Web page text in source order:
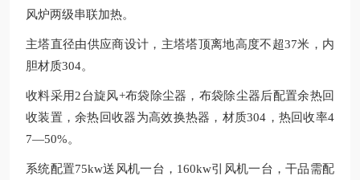
风炉两级串联加热。
主塔直径由供应商设计，主塔塔顶离地高度不超37米，内
胆材质304。
收料采用2台旋风+布袋除尘器，布袋除尘器后配置余热回
收装置，余热回收器为高效换热器，材质304，热回收率4
7—50%。
系统配置75kw送风机一台，160kw引风机一台，干品需配